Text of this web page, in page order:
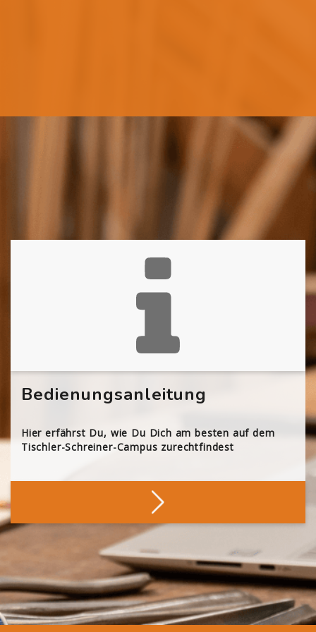
Bedienungsanleitung
Hier erfährst Du, wie Du Dich am besten auf dem
Tischler-Schreiner-Campus zurechtfindest